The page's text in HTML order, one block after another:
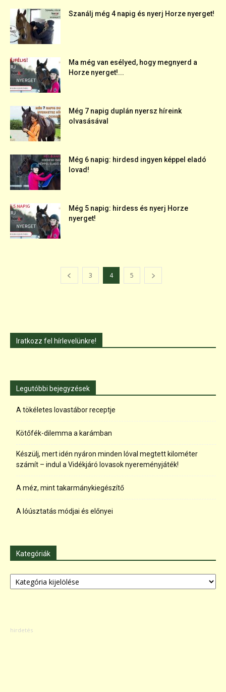
Szanálj még 4 napig és nyerj Horze nyerget!
Ma még van esélyed, hogy megnyerd a
Horze nyerget!...
Még 7 napig duplán nyersz híreink
olvasásával
Még 6 napig: hirdesd ingyen képpel eladó
lovad!
Még 5 napig: hirdess és nyerj Horze
nyerget!
3 4 5
Iratkozz fel hírlevelünkre!
Legutóbbi bejegyzések
A tökéletes lovastábor receptje
Kötőfék-dilemma a karámban
Készülj, mert idén nyáron minden lóval megtett kilométer
számít – indul a Vidékjáró lovasok nyereményjáték!
A méz, mint takarmánykiegészítő
A lóúsztatás módjai és előnyei
Kategóriák
Kategóriák